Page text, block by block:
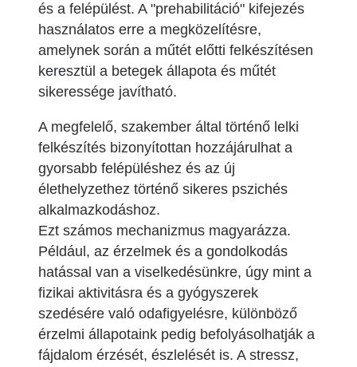
és a felépülést. A "prehabilitáció" kifejezés
használatos erre a megközelítésre,
amelynek során a műtét előtti felkészítésen
keresztül a betegek állapota és műtét
sikeressége javítható.
A megfelelő, szakember által történő lelki
felkészítés bizonyítottan hozzájárulhat a
gyorsabb felépüléshez és az új
élethelyzethez történő sikeres pszichés
alkalmazkodáshoz.
Ezt számos mechanizmus magyarázza.
Például, az érzelmek és a gondolkodás
hatással van a viselkedésünkre, úgy mint a
fizikai aktivitásra és a gyógyszerek
szedésére való odafigyelésre, különböző
érzelmi állapotaink pedig befolyásolhatják a
fájdalom érzését, észlelését is. A stressz,